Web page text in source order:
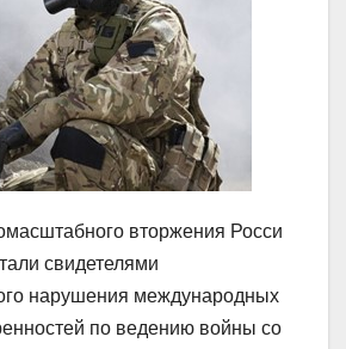
вторжения Росси
свидетелями
нарушения международных
по ведению войны со